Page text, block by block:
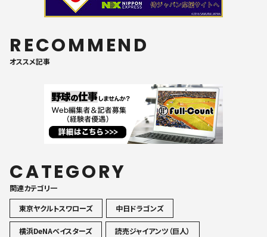
RECOMMEND
オススメ記事
CATEGORY
関連カテゴリ一
東京ヤクルトスワローズ
中日ドラゴンズ
横浜DeNAベイスターズ 読売ジャイアンツ（巨人）